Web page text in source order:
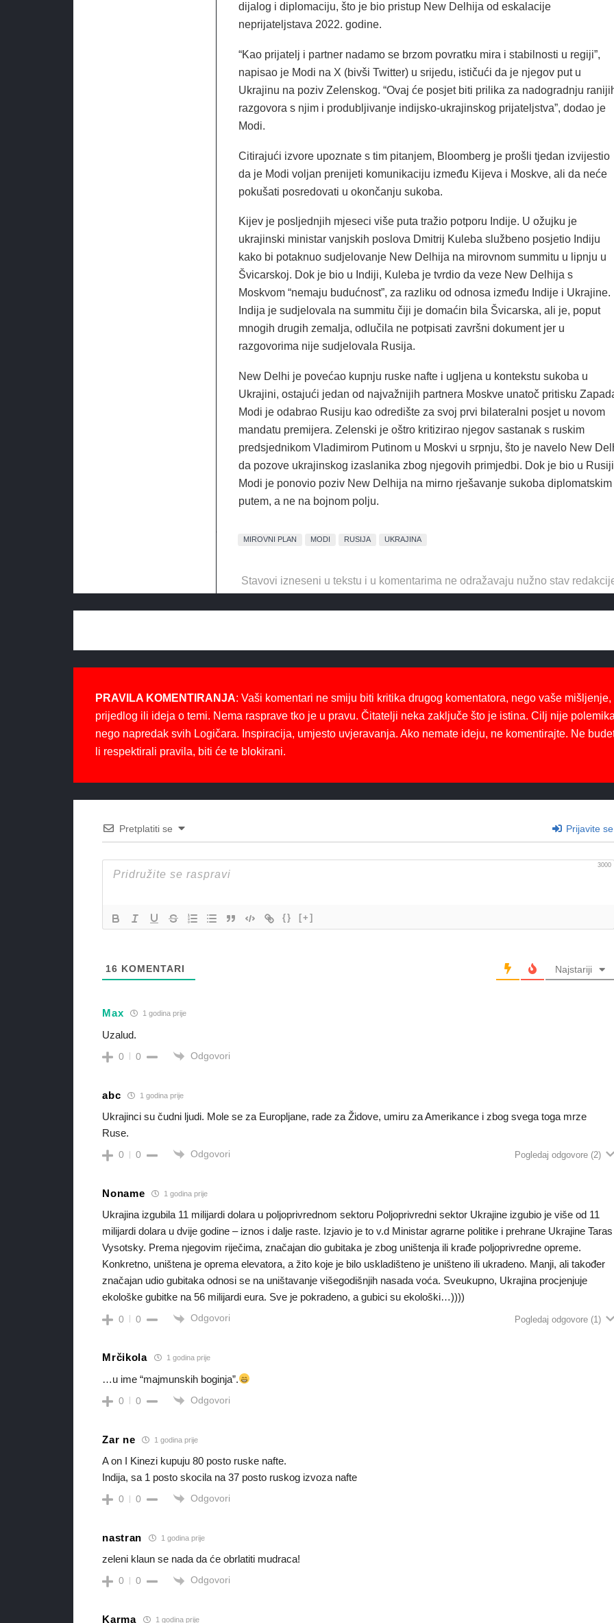
dijalog i diplomaciju, što je bio pristup New Delhija od eskalacije
neprijateljstava 2022. godine.
“Kao prijatelj i partner nadamo se brzom povratku mira i stabilnosti u regiji”,
napisao je Modi na X (bivši Twitter) u srijedu, ističući da je njegov put u
Ukrajinu na poziv Zelenskog. “Ovaj će posjet biti prilika za nadogradnju
razgovora s njim i produbljivanje indijsko-ukrajinskog prijateljstva”, dodao je
Modi.
Citirajući izvore upoznate s tim pitanjem, Bloomberg je prošli tjedan izvijestio
da je Modi voljan prenijeti komunikaciju između Kijeva i Moskve, ali da neće
pokušati posredovati u okončanju sukoba.
Kijev je posljednjih mjeseci više puta tražio potporu Indije. U ožujku je
ukrajinski ministar vanjskih poslova Dmitrij Kuleba službeno posjetio Indiju
kako bi potaknuo sudjelovanje New Delhija na mirovnom summitu u lipnju u
Švicarskoj. Dok je bio u Indiji, Kuleba je tvrdio da veze New Delhija s
Moskvom “nemaju budućnost”, za razliku od odnosa između Indije i Ukrajine.
Indija je sudjelovala na summitu čiji je domaćin bila Švicarska, ali je, poput
mnogih drugih zemalja, odlučila ne potpisati završni dokument jer u
razgovorima nije sudjelovala Rusija.
New Delhi je povećao kupnju ruske nafte i ugljena u kontekstu sukoba u
Ukrajini, ostajući jedan od najvažnijih partnera Moskve unatoč pritisku
Modi je odabrao Rusiju kao odredište za svoj prvi bilateralni posjet u novom
mandatu premijera. Zelenski je oštro kritizirao njegov sastanak s ruskim
predsjednikom Vladimirom Putinom u Moskvi u srpnju, što je navelo New
da pozove ukrajinskog izaslanika zbog njegovih primjedbi. Dok je bio u
Modi je ponovio poziv New Delhija na mirno rješavanje sukoba diplomatskim
putem, a ne na bojnom polju.
MIROVNI PLAN MODI RUSIJA UKRAJINA
Stavovi izneseni u tekstu i u komentarima ne odražavaju nužno stav
PRAVILA KOMENTIRANJA: Vaši komentari ne smiju biti kritika drugog komentatora, nego vaše mišljenje,
prijedlog ili ideja o temi. Nema rasprave tko je u pravu. Čitatelji neka zaključe što je istina. Cilj nije
nego napredak svih Logičara. Inspiracija, umjesto uvjeravanja. Ako nemate ideju, ne komentirajte. Ne
li respektirali pravila, biti će te blokirani.
Pretplatiti se Prijavite se
3000
{} [+]
16 KOMENTARI Najstariji
Max 1 godina prije
Uzalud.
0 0 Odgovori
abc 1 godina prije
Ukrajinci su čudni ljudi. Mole se za Europljane, rade za Židove, umiru za Amerikance i zbog svega toga mrze
Ruse.
0 0 Odgovori Pogledaj odgovore (2)
Noname 1 godina prije
Ukrajina izgubila 11 milijardi dolara u poljoprivrednom sektoru Poljoprivredni sektor Ukrajine izgubio je više od 11
milijardi dolara u dvije godine – iznos i dalje raste. Izjavio je to v.d Ministar agrarne politike i prehrane Ukrajine Taras
Vysotsky. Prema njegovim riječima, značajan dio gubitaka je zbog uništenja ili krađe poljoprivredne opreme.
Konkretno, uništena je oprema elevatora, a žito koje je bilo uskladišteno je uništeno ili ukradeno. Manji, ali također
značajan udio gubitaka odnosi se na uništavanje višegodišnjih nasada voća. Sveukupno, Ukrajina procjenjuje
ekološke gubitke na 56 milijardi eura. Sve je pokradeno, a gubici su ekološki…))))
0 0 Odgovori Pogledaj odgovore (1)
Mrčikola 1 godina prije
…u ime “majmunskih boginja”.
0 0 Odgovori
Zar ne 1 godina prije
A on I Kinezi kupuju 80 posto ruske nafte.
Indija, sa 1 posto skocila na 37 posto ruskog izvoza nafte
0 0 Odgovori
nastran 1 godina prije
zeleni klaun se nada da će obrlatiti mudraca!
0 0 Odgovori
Karma 1 godina prije